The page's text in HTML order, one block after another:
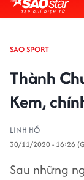
SAO SPORT
Thành
Kem,
LINH HỒ
30/11/2020 - 16:26
Sau những